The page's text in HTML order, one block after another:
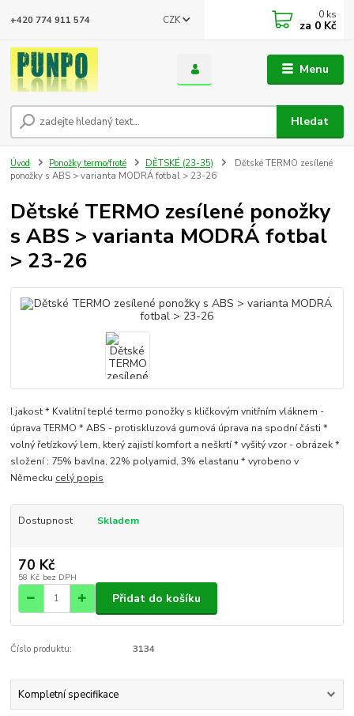
Menu
CZK
Hledat
+420 774 911 574 0 ks
za 0 Kč
Úvod Ponožky termo/froté DĚTSKÉ (23-35)
Dětské TERMO zesílené
ponožky s ABS > varianta MODRÁ fotbal > 23-26
Dětské TERMO zesílené ponožky
s ABS > varianta MODRÁ fotbal
> 23-26
I.jakost * Kvalitní teplé termo ponožky s kličkovým vnitřním vláknem -
úprava TERMO * ABS - protiskluzová gumová úprava na spodní části *
volný řetízkový lem, který zajistí komfort a neškrtí * vyšitý vzor - obrázek *
složení : 75% bavlna, 22% polyamid, 3% elastanu * vyrobeno v
Německu celý popis
Dostupnost Skladem
70 Kč
58 Kč bez DPH
Přidat do košíku
Číslo produktu: 3134
Kompletní specifikace